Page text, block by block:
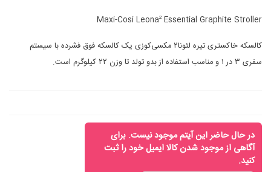
Maxi-Cosi Leona² Essential Graphite Stroller
کالسکه خاکستری‌ تیره لئونا۲ مکسی‌کوزی یک کالسکه فوق فشرده با سیستم
سفری ۳ در ۱ و مناسب استفاده از بدو تولد تا وزن ۲۲ کیلوگرم است.
در حال حاضر این آیتم موجود نیست. برای
آگاهی از موجود شدن کالا ایمیل خود را ثبت
کنید.